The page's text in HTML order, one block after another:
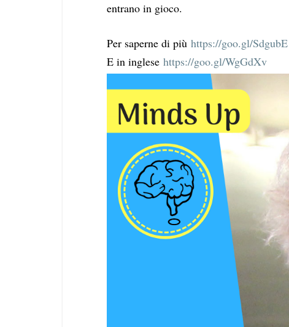
entrano in gioco.
Per saperne di più https://goo.gl/SdgubE
E in inglese https://goo.gl/WgGdXv